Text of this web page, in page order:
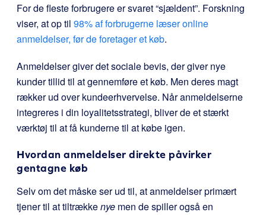
For de fleste forbrugere er svaret “sjældent”. Forskning
viser, at op til 98% af forbrugerne læser online
anmeldelser, før de foretager et køb.
Anmeldelser giver det sociale bevis, der giver nye
kunder tillid til at gennemføre et køb. Men deres magt
rækker ud over kundeerhvervelse. Når anmeldelserne
integreres i din loyalitetsstrategi, bliver de et stærkt
værktøj til at få kunderne til at købe igen.
Hvordan anmeldelser direkte påvirker
gentagne køb
Selv om det måske ser ud til, at anmeldelser primært
tjener til at tiltrækkenye men de spiller også en